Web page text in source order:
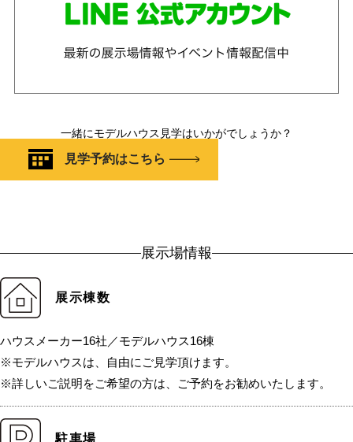
一緒にモデルハウス見学はいかがでしょうか？
見学予約はこちら
展示場情報
展示棟数
ハウスメーカー16社／モデルハウス16棟
※モデルハウスは、自由にご見学頂けます。
※詳しいご説明をご希望の方は、ご予約をお勧めいたします。
駐車場